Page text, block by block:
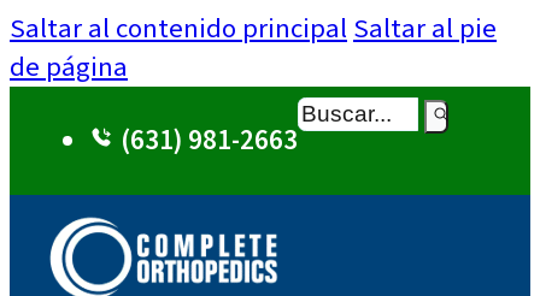
Saltar al contenido principal Saltar al pie
de página
(631) 981-2663
Buscar